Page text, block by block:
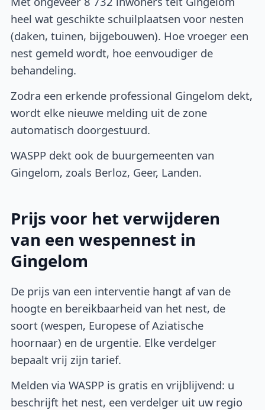
heel wat geschikte schuilplaatsen voor nesten
(daken, tuinen, bijgebouwen). Hoe vroeger een
nest gemeld wordt, hoe eenvoudiger de
behandeling.
Zodra een erkende professional Gingelom dekt,
wordt elke nieuwe melding uit de zone
automatisch doorgestuurd.
WASPP dekt ook de buurgemeenten van
Gingelom, zoals Berloz, Geer, Landen.
Prijs voor het verwijderen
van een wespennest in
Gingelom
De prijs van een interventie hangt af van de
hoogte en bereikbaarheid van het nest, de
soort (wespen, Europese of Aziatische
hoornaar) en de urgentie. Elke verdelger
bepaalt vrij zijn tarief.
Melden via WASPP is gratis en vrijblijvend: u
beschrijft het nest, een verdelger uit uw regio